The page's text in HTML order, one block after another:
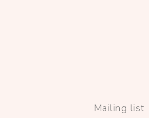
Mailing list